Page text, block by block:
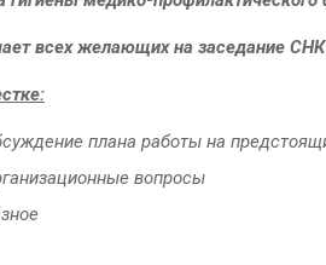
всех желающих на заседание СНК
плана работы на
вопросы